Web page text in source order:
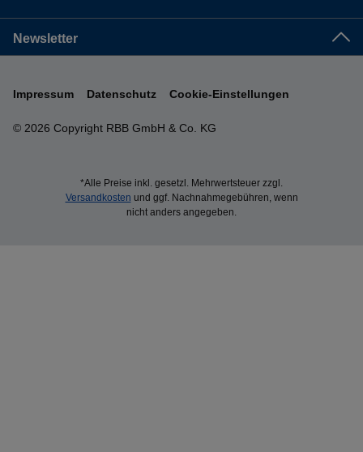
Newsletter
© 2026 Copyright RBB GmbH & Co. KG
Impressum Datenschutz Cookie-Einstellungen
*Alle Preise inkl. gesetzl. Mehrwertsteuer zzgl.
Versandkosten und ggf. Nachnahmegebühren, wenn
nicht anders angegeben.